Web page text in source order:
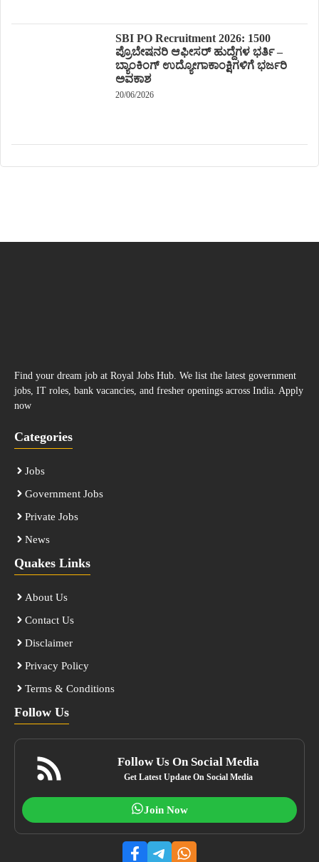
SBI PO Recruitment 2026: 1500
ಪ್ರೊಬೇಷನರಿ ಆಫೀಸರ್ ಹುದ್ದೆಗಳ ಭರ್ತಿ –
ಬ್ಯಾಂಕಿಂಗ್ ಉದ್ಯೋಗಾಕಾಂಕ್ಷಿಗಳಿಗೆ ಭರ್ಜರಿ
ಅವಕಾಶ
20/06/2026
Find your dream job at Royal Jobs Hub. We list the latest government
jobs, IT roles, bank vacancies, and fresher openings across India. Apply
now
Categories
Jobs
Government Jobs
Private Jobs
News
Quakes Links
About Us
Contact Us
Disclaimer
Privacy Policy
Terms & Conditions
Follow Us
Follow Us On Social Media
Get Latest Update On Social Media
Join Now